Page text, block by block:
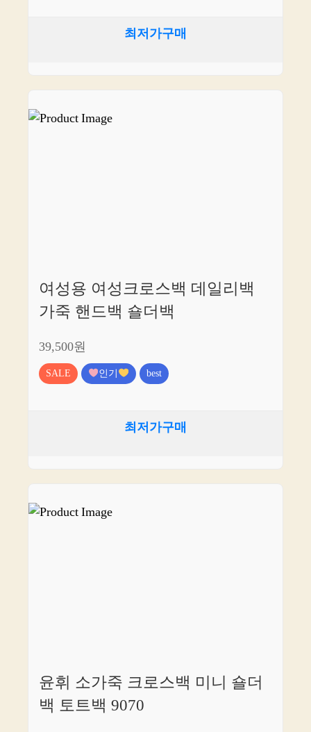
최저가구매
여성용 여성크로스백 데일리백
가죽 핸드백 숄더백
39,500원
SALE 인기 best
최저가구매
윤휘 소가죽 크로스백 미니 숄더
백 토트백 9070